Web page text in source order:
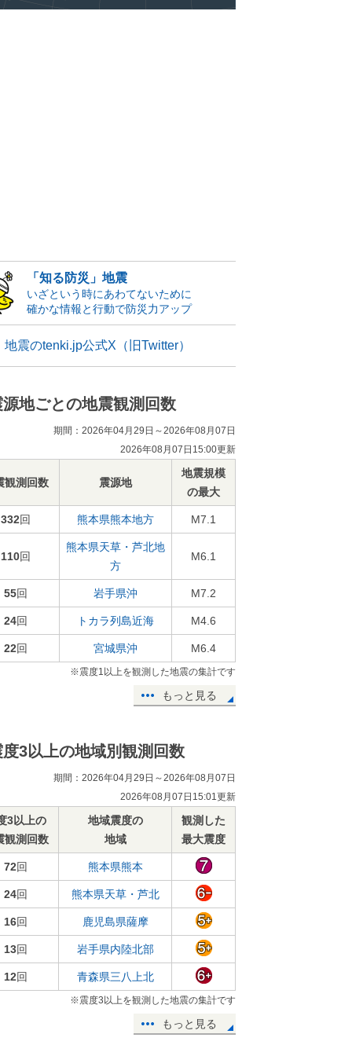
「知る防災」地震
いざという時にあわてないために
確かな情報と行動で防災力アップ
地震のtenki.jp公式X（旧Twitter）
源地ごとの地震観測回数
期間：2026年04月29日～2026年08月07日
2026年08月07日15:00更新
観測回数 震源地
地震規模
の最大
332回 熊本県熊本地方 M7.1
110回
熊本県天草・芦北地
方
M6.1
55回 岩手県沖 M7.2
24回 トカラ列島近海 M4.6
22回 宮城県沖 M6.4
※震度1以上を観測した地震の集計です
もっと見る
度3以上の地域別観測回数
期間：2026年04月29日～2026年08月07日
2026年08月07日15:01更新
3以上の
観測回数
地域震度の
地域
観測した
最大震度
72回 熊本県熊本
24回 熊本県天草・芦北
16回 鹿児島県薩摩
13回 岩手県内陸北部
12回 青森県三八上北
※震度3以上を観測した地震の集計です
もっと見る